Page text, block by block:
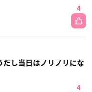
4
だし当日はノリノリにな
4